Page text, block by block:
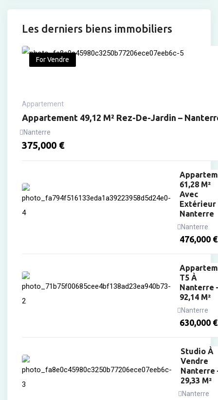
Les derniers biens immobiliers
For Vendre
Appartement
Appartement 49,12 M² Rez-De-Jardin –
Nanterre
375,000 €
61,28 M²
Avec
Extérieur
Nanterre
Nanterre
476,000 €
T5 À
Nanterre
92,14 M²
Nanterre
630,000 €
Studio À
Vendre
Nanterre
29,33 M²
Nanterre